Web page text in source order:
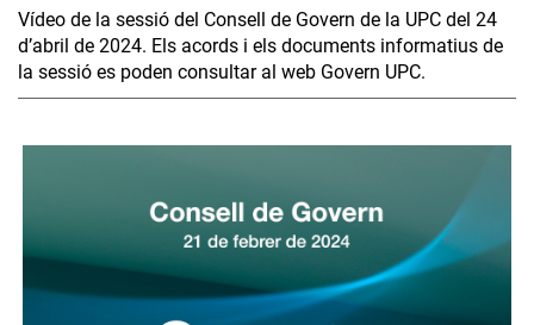
Vídeo de la sessió del Consell de Govern de la UPC del 24
d’abril de 2024. Els acords i els documents informatius de
la sessió es poden consultar al web Govern UPC.